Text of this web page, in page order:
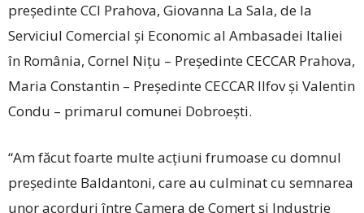
președinte CCI Prahova, Giovanna La Sala, de la
Serviciul Comercial și Economic al Ambasadei Italiei
în România, Cornel Nițu – Președinte CECCAR Prahova,
Maria Constantin – Președinte CECCAR Ilfov și Valentin
Condu – primarul comunei Dobroești.
“Am făcut foarte multe acțiuni frumoase cu domnul
președinte Baldantoni, care au culminat cu semnarea
unor acorduri între Camera de Comerț și Industrie